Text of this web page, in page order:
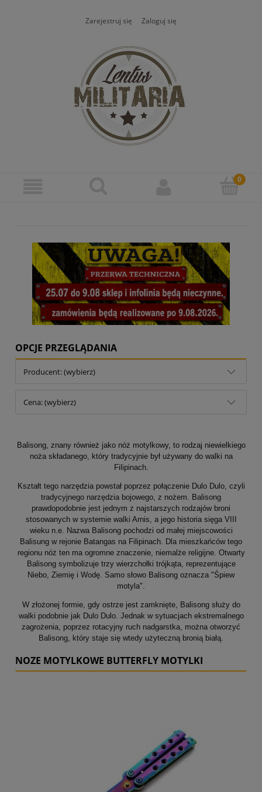
Zarejestruj się Zaloguj się
OPCJE PRZEGLĄDANIA
Producent: (wybierz)
Cena: (wybierz)
Balisong, znany również jako nóż motylkowy, to rodzaj niewielkiego
noża składanego, który tradycyjnie był używany do walki na
Filipinach.
Kształt tego narzędzia powstał poprzez połączenie Dulo Dulo, czyli
tradycyjnego narzędzia bojowego, z nożem. Balisong
prawdopodobnie jest jednym z najstarszych rodzajów broni
stosowanych w systemie walki Arnis, a jego historia sięga VIII
wieku n.e. Nazwa Balisong pochodzi od małej miejscowości
Balisung w rejonie Batangas na Filipinach. Dla mieszkańców tego
regionu nóż ten ma ogromne znaczenie, niemalże religijne. Otwarty
Balisong symbolizuje trzy wierzchołki trójkąta, reprezentujące
Niebo, Ziemię i Wodę. Samo słowo Balisong oznacza "Śpiew
motyla".
W złożonej formie, gdy ostrze jest zamknięte, Balisong służy do
walki podobnie jak Dulo Dulo. Jednak w sytuacjach ekstremalnego
zagrożenia, poprzez rotacyjny ruch nadgarstka, można otworzyć
Balisong, który staje się wtedy użyteczną bronią białą.
NOZE MOTYLKOWE BUTTERFLY MOTYLKI